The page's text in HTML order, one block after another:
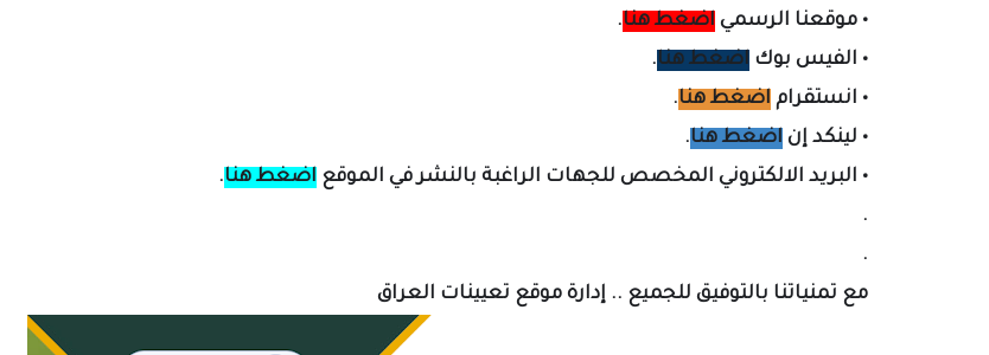
• موقعنا الرسمي اضغط هنا.
• الفيس بوك اضغط هنا.
• انستقرام اضغط هنا.
• لينكد إن اضغط هنا.
• البريد الالكتروني المخصص للجهات الراغبة بالنشر في الموقع اضغط هنا.
.
.
مع تمنياتنا بالتوفيق للجميع .. إدارة موقع تعيينات العراق